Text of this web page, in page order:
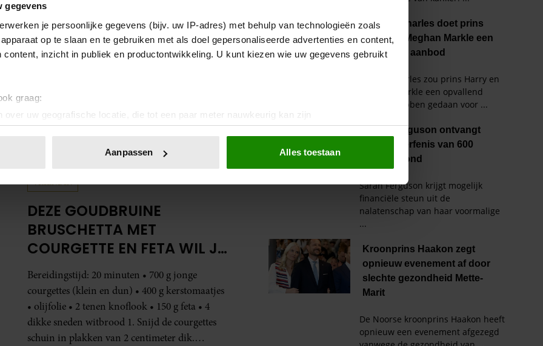
gegevens
je persoonlijke gegevens (bijv. uw IP-adres) met behulp van technologieën zoals
op te slaan en te gebruiken met als doel gepersonaliseerde advertenties en content,
content, inzicht in publiek en productontwikkeling. U kunt kiezen wie uw gegevens gebruikt
graag:
over uw geografische locatie, die tot een paar meter nauwkeurig kan zijn
door het actief te scannen op specifieke eigenschappen (fingerprinting)
of intrekken in de Cookieverklaring.
en advertenties te personaliseren, om functies voor social media te bieden en om ons
Ook delen we informatie over uw gebruik van onze site met onze partners voor social
Deze partners kunnen deze gegevens combineren met andere informatie die u aan ze heeft
op basis van uw gebruik van hun services. U gaat akkoord met onze cookies als u
Aanpassen Alles toestaan
VRIENDIN
DEZE GOUDBRUINE
BRUSCHETTA MET
COURGETTE EN FETA WIL JE
METEEN MAKEN
Bereidingstijd: 20 minuten • 700 g jonge
courgettes (klein en dun) • 400 g kerstomaatjes
• olijfolie • 2 tenen knoflook • 150 g feta • 4
dikke sneden witbrood 1. Snijd de courgettes
schuin in plakken van 2 centimeter dik.